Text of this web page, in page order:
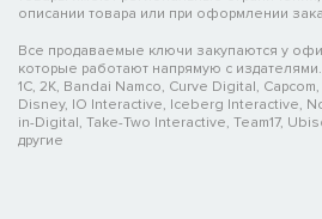
описании товара или при оформлении
Все продаваемые ключи закупаются у
которые работают напрямую с
1C, 2K, Bandai Namco, Curve Digital,
Disney, IO Interactive, Iceberg Interactive,
in-Digital, Take-Two Interactive, Team17,
другие